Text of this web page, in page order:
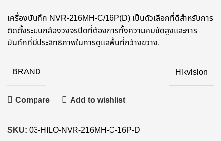
เครื่องบันทึก NVR-216MH-C/16P(D) เป็นตัวเลือกที่ดีสำหรับการ
ติดตั้งระบบกล้องวงจรปิดที่ต้องการทั้งความคมชัดสูงและการ
บันทึกที่มีประสิทธิภาพในการดูแลพื้นที่กว้างขวาง.
BRAND Hikvision
Compare Add to wishlist
SKU: 03-HILO-NVR-216MH-C-16P-D